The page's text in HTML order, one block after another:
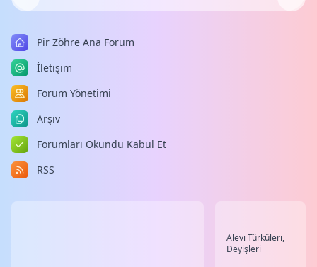
Pir Zöhre Ana Forum
İletişim
Forum Yönetimi
Arşiv
Forumları Okundu Kabul Et
RSS
Alevi Türküleri,
Deyişleri